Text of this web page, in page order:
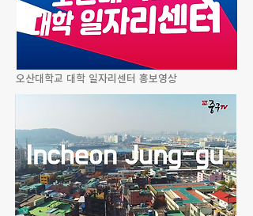
오산대학교 대학 일자리센터 홍보영상